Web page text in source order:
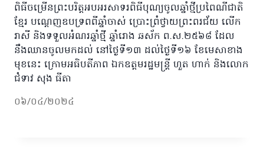
ពិធីចម្រើនព្រះបរិត្តអបអរសាទរពិធីបុណ្យចូលឆ្នាំថ្មីប្រពៃណីជាតិ
ខ្មែរ បណ្ដេញឧបទ្រពពីឆ្នាំចាស់ ប្រោះព្រំថ្វាយព្រះពរជ័យ លើក
រាសី និងទទួលអំណរឆ្នាំថ្មី ឆ្នាំរោង ឆស័ក ព.ស.២៥៦៨ ដែល
នឹងឈានចូលមកដល់ នៅថ្ងៃទី១៣ ដល់ថ្ងៃទី១៦ ខែមេសាខាង
មុខនេះ ក្រោមអធិបតីភាព ឯកឧត្តមរដ្ឋមន្ត្រី ហួត ហាក់ និងលោក
ជំទាវ សុង ធីតា
០៦/០៤/២០២៤